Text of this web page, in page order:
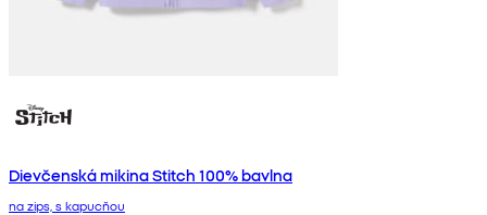
Dievčenská mikina Stitch 100% bavlna
na zips, s kapucňou